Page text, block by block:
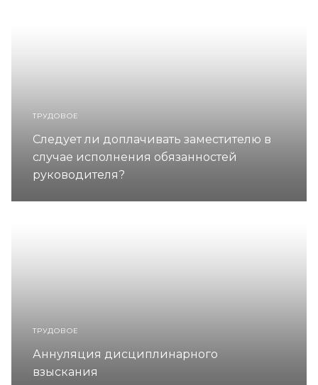
ТРУДОВОЕ
Следует ли доплачивать заместителю в
случае исполнения обязанностей
руководителя?
ТРУДОВОЕ
Аннуляция дисциплинарного
взыскания